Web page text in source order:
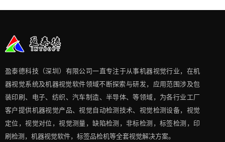
盈泰德科技（深圳）有限公司一直专注于从事机器视觉行业，在机
器视觉系统及机器视觉软件领域不断探索与研发​，应用范围涉及包
装印刷、电子、纺织、汽车制造、半导体、等领域，为各行业工厂
客户提供机器视觉产品、视觉自动检测技术、视觉检测设备，视觉
定位，视觉对位，视觉测量，缺陷检测，非标检测，标签检测，印
刷检测，机器视觉软件，标签品检机等​全套视觉解决方案​。